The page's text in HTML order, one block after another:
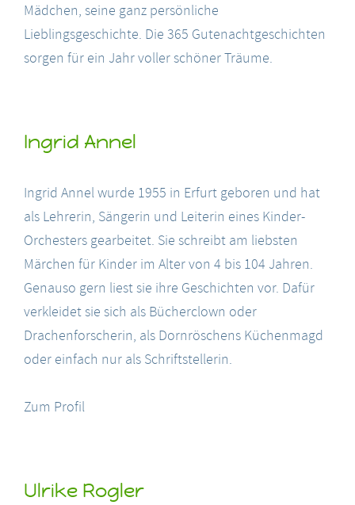
Mädchen, seine ganz persönliche
Lieblingsgeschichte. Die 365 Gutenachtgeschichten
sorgen für ein Jahr voller schöner Träume.
Ingrid Annel
Ingrid Annel wurde 1955 in Erfurt geboren und hat
als Lehrerin, Sängerin und Leiterin eines Kinder-
Orchesters gearbeitet. Sie schreibt am liebsten
Märchen für Kinder im Alter von 4 bis 104 Jahren.
Genauso gern liest sie ihre Geschichten vor. Dafür
verkleidet sie sich als Bücherclown oder
Drachenforscherin, als Dornröschens Küchenmagd
oder einfach nur als Schriftstellerin.
Zum Profil
Ulrike Rogler